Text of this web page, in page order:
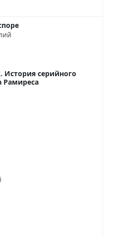
История серийного
Рамиреса